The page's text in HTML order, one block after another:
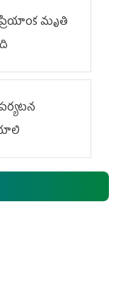
మృతి